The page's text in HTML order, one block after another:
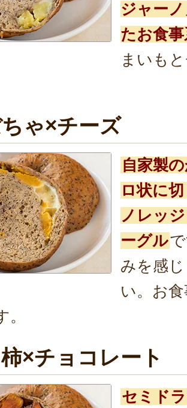
ジャー
たお食
まいも
ゃ×チーズ
自家製
ロ状に
ノレッ
ーグル
みを感
い。お
×チョコレート
セミド